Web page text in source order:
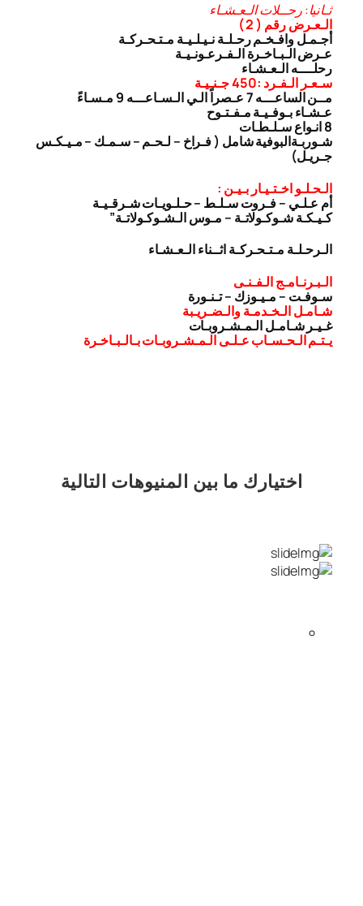
ثـانيا: رحــلات الـعـشـاء
الـعـرض رقم ( 2 )
أجـمـل وافـخـم رحـلـة نـيـلـيـة مـتـحـركـة
عـرض الـبـاخـرة الـفـرعـونـيـة
رحلــــه الـعـشـاء
سـعـر الـفـرد :450 جـنـيـة
مــن الساعـــه 7 عـصراً الـي الـسـاعـــه 9 مـسـاءً
عـشـاء بـوفـيـة مـفـتـوح
8 انـواع سـلـطـات
شـوربـةالبوفية شامل ( فـراخ – لـحـم – سـمـك – مـيـكـس
جـريـل)
الـحـلـو اخـتـيـار بـيـن :
أم عـلـي – فـروت سـلـط – حـلـويـات شـرقـيـة
كـيـكـة شـوكـولاتـة – مـوس الـشـوكـولاتـة”
الـرحـلـة مـتـحـركـة اثــناء الـعـشـاء
الـبـرنـامـج الـفـنـى
سـوفـت – مـيـوزك – تـنـورة
شـامـل الـخـدمـة والـضـريـبة
غـيـر شـامـل الـمـشـروبـات
يـتـم الـحـسـاب عـلـى الـمـشـروبـات بـالـبـاخـرة
اختيارك ما بين المنيوهات التالية